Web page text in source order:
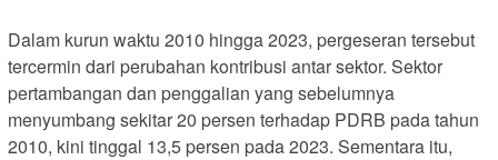
Dalam kurun waktu 2010 hingga 2023, pergeseran tersebut
tercermin dari perubahan kontribusi antar sektor. Sektor
pertambangan dan penggalian yang sebelumnya
menyumbang sekitar 20 persen terhadap PDRB pada tahun
2010, kini tinggal 13,5 persen pada 2023. Sementara itu,